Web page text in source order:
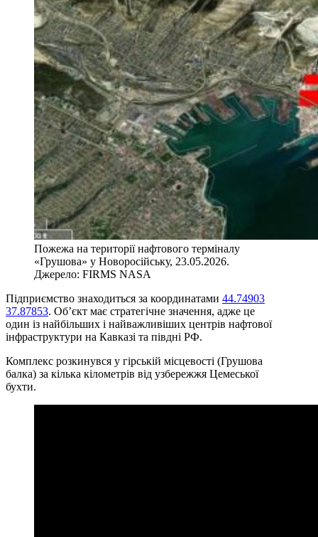
Пожежа на території нафтового терміналу
«Грушова» у Новоросійську, 23.05.2026.
Джерело: FIRMS NASA
Підприємство знаходиться за координатами 44.74903
37.87853. Об’єкт має стратегічне значення, адже це
один із найбільших і найважливіших центрів нафтової
інфраструктури на Кавказі та півдні РФ.
Комплекс розкинувся у гірській місцевості (Грушова
балка) за кілька кілометрів від узбережжя Цемеської
бухти.